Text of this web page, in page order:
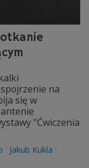
na
się w
"Ćwiczenia
Jakub Kukla